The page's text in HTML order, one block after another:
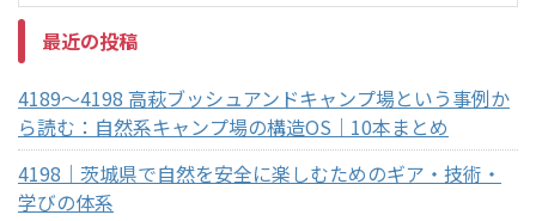
最近の投稿
4189～4198 高萩ブッシュアンドキャンプ場という事例か
ら読む：自然系キャンプ場の構造OS｜10本まとめ
4198｜茨城県で自然を安全に楽しむためのギア・技術・
学びの体系